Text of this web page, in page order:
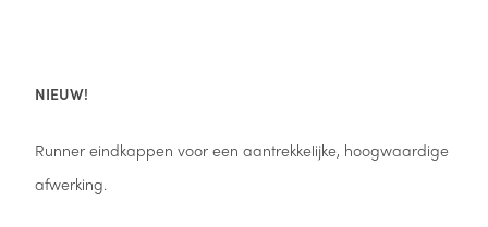
NIEUW!
Runner eindkappen voor een aantrekkelijke, hoogwaardige
afwerking.